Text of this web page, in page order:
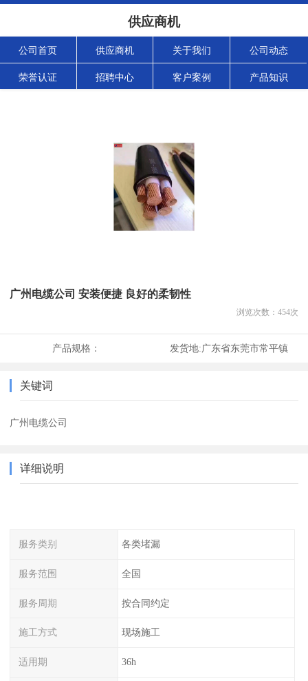
供应商机
公司首页 供应商机 关于我们 公司动态
荣誉认证 招聘中心 客户案例 产品知识
广州电缆公司 安装便捷 良好的柔韧性
浏览次数： 454次
产品规格： 发货地:广东省东莞市常平镇
关键词
广州电缆公司
详细说明
服务类别 各类堵漏
服务范围 全国
服务周期 按合同约定
施工方式 现场施工
适用期 36h